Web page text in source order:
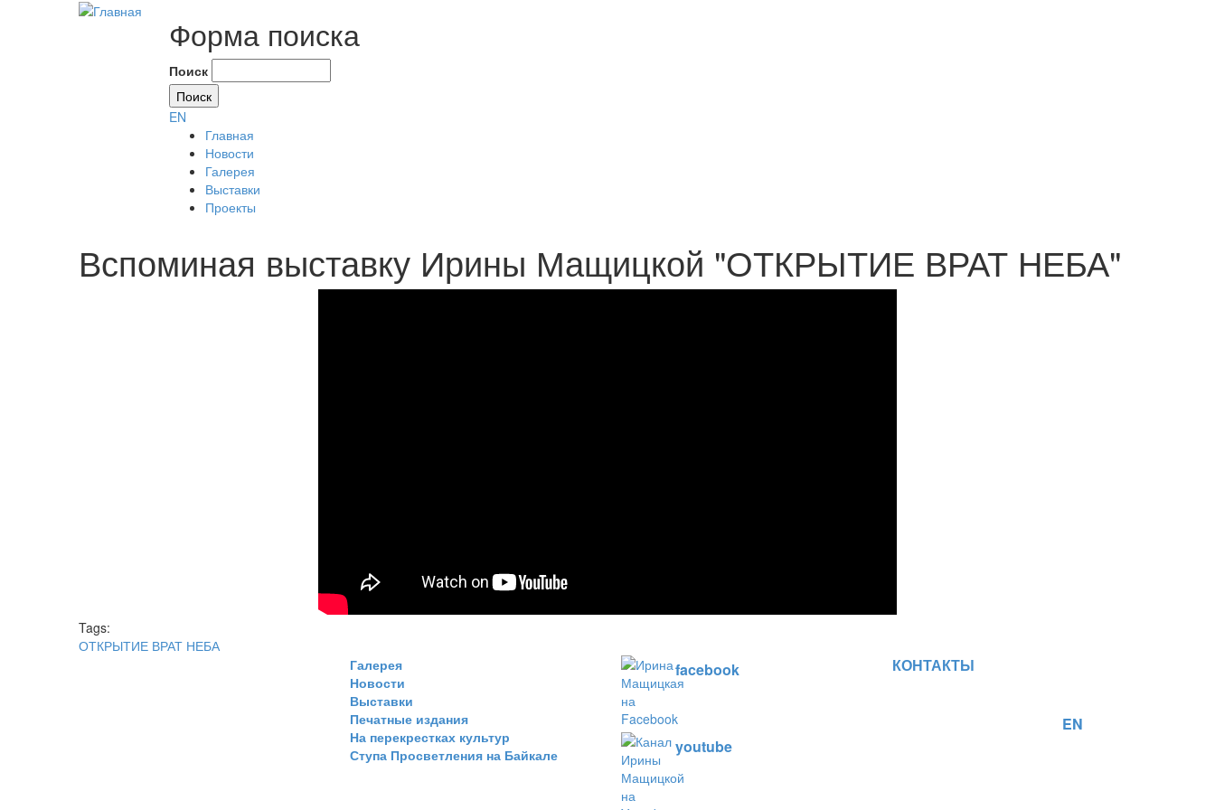
Форма поиска
Поиск
EN
Главная
Новости
Галерея
Выставки
Проекты
Вспоминая выставку Ирины Мащицкой "ОТКРЫТИЕ ВРАТ НЕБА"
Tags:
ОТКРЫТИЕ ВРАТ НЕБА
Галерея
Новости
Выставки
Печатные издания
На перекрестках культур
Ступа Просветления на Байкале
facebook
youtube
КОНТАКТЫ
EN